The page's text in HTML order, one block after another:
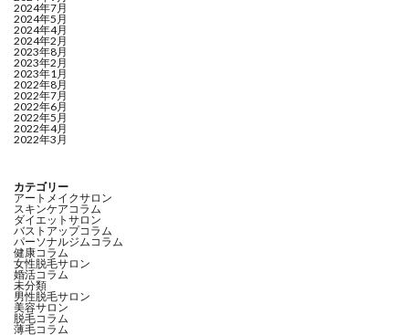
2024年7月
2024年5月
2024年4月
2024年2月
2023年8月
2023年2月
2023年1月
2022年8月
2022年7月
2022年6月
2022年5月
2022年4月
2022年3月
カテゴリー
アートメイクサロン
スキンケアコラム
ダイエットサロン
バストアップコラム
パーソナルジムコラム
健康コラム
女性脱毛サロン
婚活コラム
未分類
男性脱毛サロン
美容サロン
脱毛コラム
薄毛コラム